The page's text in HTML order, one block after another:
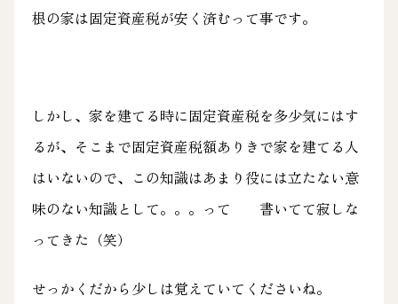
根の家は固定資産税が安く済むって事です。
しかし、家を建てる時に固定資産税を多少気にはす
るが、そこまで固定資産税額ありきで家を建てる人
はいないので、この知識はあまり役には立たない意
味のない知識として。。。って 書いてて寂しな
ってきた（笑）
せっかくだから少しは覚えていてくださいね。